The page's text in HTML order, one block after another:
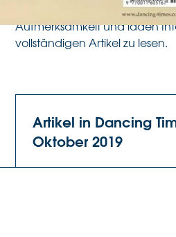
Wir freuen uns über die
Aufmerksamkeit und laden
vollständigen Artikel zu lesen.
Artikel in Dancing
Oktober 2019